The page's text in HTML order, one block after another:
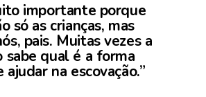
importante porque
só as crianças, mas
pais. Muitas vezes a
sabe qual é a forma
na escovação.”